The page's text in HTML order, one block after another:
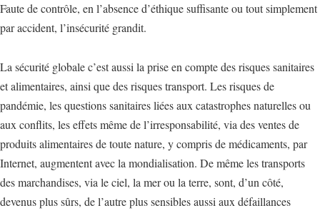
Faute de contrôle, en l’absence d’éthique suffisante ou tout simplement
par accident, l’insécurité grandit.
La sécurité globale c’est aussi la prise en compte des risques sanitaires
et alimentaires, ainsi que des risques transport. Les risques de
pandémie, les questions sanitaires liées aux catastrophes naturelles ou
aux conflits, les effets même de l’irresponsabilité, via des ventes de
produits alimentaires de toute nature, y compris de médicaments, par
Internet, augmentent avec la mondialisation. De même les transports
des marchandises, via le ciel, la mer ou la terre, sont, d’un côté,
devenus plus sûrs, de l’autre plus sensibles aussi aux défaillances